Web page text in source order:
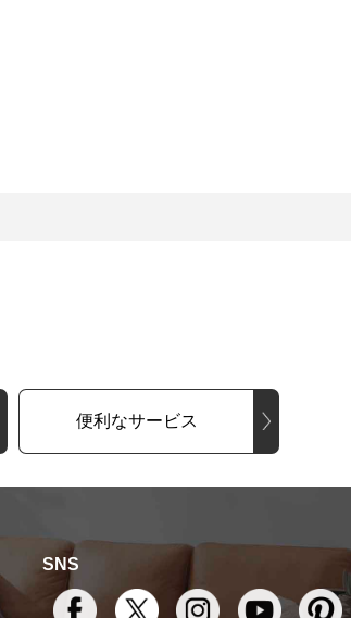
便利なサービス
SNS